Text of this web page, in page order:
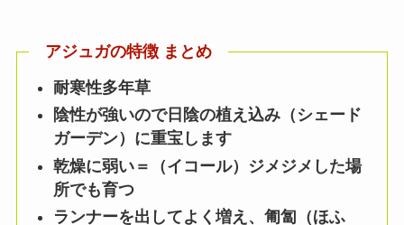
アジュガの特徴 まとめ
耐寒性多年草
陰性が強いので日陰の植え込み（シェード
ガーデン）に重宝します
乾燥に弱い＝（イコール）ジメジメした場
所でも育つ
ランナーを出してよく増え、匍匐（ほふ